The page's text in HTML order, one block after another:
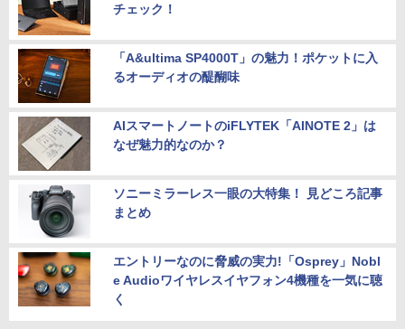
チェック！
「A&ultima SP4000T」の魅力！ポケットに入
るオーディオの醍醐味
AIスマートノートのiFLYTEK「AINOTE 2」は
なぜ魅力的なのか？
ソニーミラーレス一眼の大特集！ 見どころ記事
まとめ
エントリーなのに脅威の実力!「Osprey」Nobl
e Audioワイヤレスイヤフォン4機種を一気に聴
く